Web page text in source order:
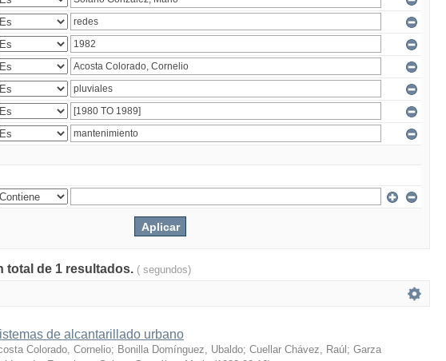
total de 1 resultados. ( segundos)
de alcantarillado urbano
Colorado, Cornelio; Bonilla Domínguez, Ubaldo; Cuellar Chávez, Raúl ; Garza